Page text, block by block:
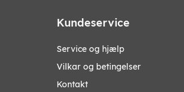
Kundeservice
Service og hjælp
Vilkar og betingelser
Kontakt